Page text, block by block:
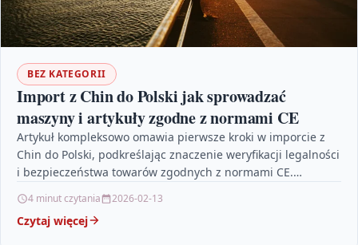
BEZ KATEGORII
Import z Chin do Polski jak sprowadzać
maszyny i artykuły zgodne z normami CE
Artykuł kompleksowo omawia pierwsze kroki w imporcie z
Chin do Polski, podkreślając znaczenie weryfikacji legalności
i bezpieczeństwa towarów zgodnych z normami CE.
4 minut czytania 2026-02-13
Czytaj więcej